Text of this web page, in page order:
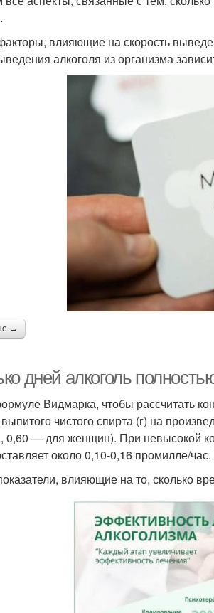
влияющие на скорость
алкоголя из организма
→
дней алкоголь
Видмарка, чтобы рассчитать
выпитого чистого спирта (г) на
0,60 — для женщин). При невысокой
около 0,10-0,16 промилле/
влияющие на то, сколько